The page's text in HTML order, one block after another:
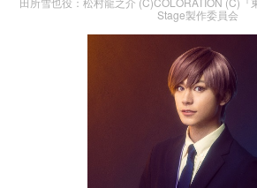
Stage製作委員会